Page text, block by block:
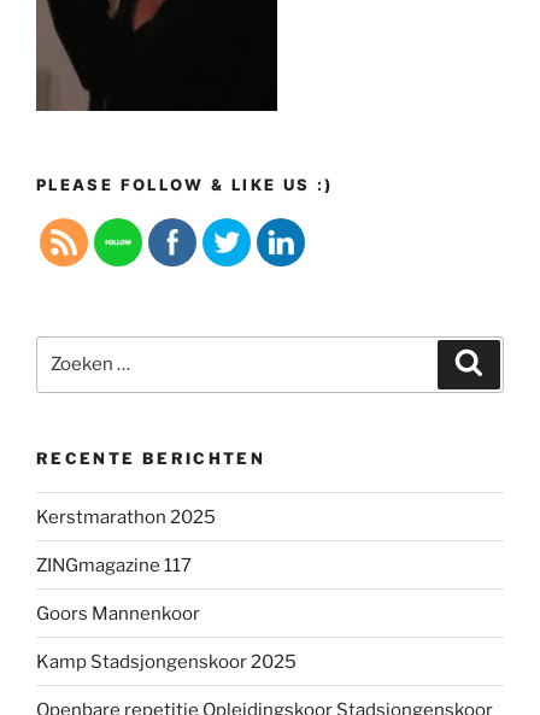
PLEASE FOLLOW & LIKE US :)
naar:
RECENTE BERICHTEN
Kerstmarathon 2025
ZINGmagazine 117
Goors Mannenkoor
Kamp Stadsjongenskoor 2025
Openbare repetitie Opleidingskoor Stadsjongenskoor